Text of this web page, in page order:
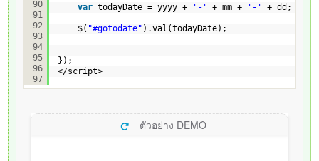
90
91
92
93
94
95
96
97
var todayDate = yyyy + '-' + mm + '-' + dd;
$( "#gotodate" ).val(todayDate);
});
</script>
ตัวอย่าง DEMO